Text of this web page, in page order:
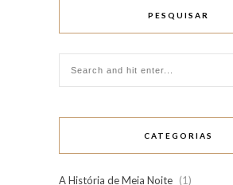
PESQUISAR
CATEGORIAS
A História de Meia Noite (1)